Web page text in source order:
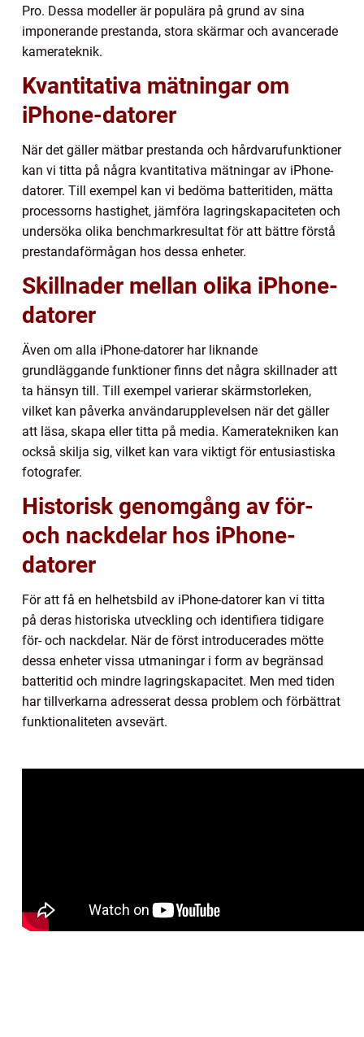
Pro. Dessa modeller är populära på grund av sina
imponerande prestanda, stora skärmar och avancerade
kamerateknik.
Kvantitativa mätningar om
iPhone-datorer
När det gäller mätbar prestanda och hårdvarufunktioner
kan vi titta på några kvantitativa mätningar av iPhone-
datorer. Till exempel kan vi bedöma batteritiden, mätta
processorns hastighet, jämföra lagringskapaciteten och
undersöka olika benchmarkresultat för att bättre förstå
prestandaförmågan hos dessa enheter.
Skillnader mellan olika iPhone-
datorer
Även om alla iPhone-datorer har liknande
grundläggande funktioner finns det några skillnader att
ta hänsyn till. Till exempel varierar skärmstorleken,
vilket kan påverka användarupplevelsen när det gäller
att läsa, skapa eller titta på media. Kameratekniken kan
också skilja sig, vilket kan vara viktigt för entusiastiska
fotografer.
Historisk genomgång av för-
och nackdelar hos iPhone-
datorer
För att få en helhetsbild av iPhone-datorer kan vi titta
på deras historiska utveckling och identifiera tidigare
för- och nackdelar. När de först introducerades mötte
dessa enheter vissa utmaningar i form av begränsad
batteritid och mindre lagringskapacitet. Men med tiden
har tillverkarna adresserat dessa problem och förbättrat
funktionaliteten avsevärt.